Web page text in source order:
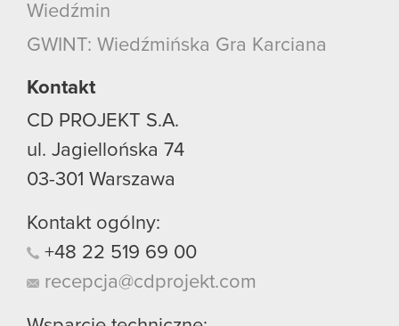
Wiedźmin
GWINT: Wiedźmińska Gra Karciana
Kontakt
CD PROJEKT S.A.
ul. Jagiellońska 74
03-301 Warszawa
Kontakt ogólny:
+48 22 519 69 00
recepcja@cdprojekt.com